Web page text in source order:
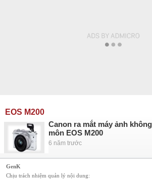
EOS M200
Canon ra mắt máy ảnh
môn EOS M200
6 năm trước
GenK
Chịu trách nhiệm quản lý nội dung: